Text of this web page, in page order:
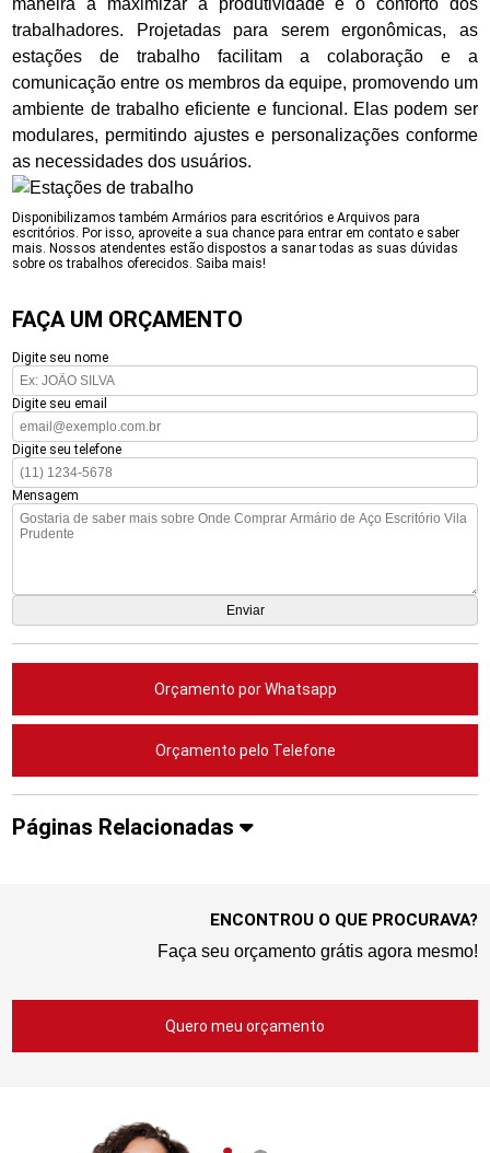
maneira a maximizar a produtividade e o conforto dos
trabalhadores. Projetadas para serem ergonômicas, as
estações de trabalho facilitam a colaboração e a
comunicação entre os membros da equipe, promovendo um
ambiente de trabalho eficiente e funcional. Elas podem ser
modulares, permitindo ajustes e personalizações conforme
as necessidades dos usuários.
Disponibilizamos também Armários para escritórios e Arquivos para
escritórios. Por isso, aproveite a sua chance para entrar em contato e saber
mais. Nossos atendentes estão dispostos a sanar todas as suas dúvidas
sobre os trabalhos oferecidos. Saiba mais!
FAÇA UM ORÇAMENTO
Digite seu nome
Digite seu email
Digite seu telefone
Mensagem
Orçamento por Whatsapp
Orçamento pelo Telefone
Páginas Relacionadas
ENCONTROU O QUE PROCURAVA?
Faça seu orçamento grátis agora mesmo!
Quero meu orçamento